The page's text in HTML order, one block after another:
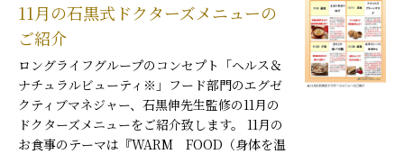
11月の石黒式ドクターズメニューの
ご紹介
ロングライフグループのコンセプト「ヘルス＆
ナチュラルビューティ※」フード部門のエグゼ
クティブマネジャー、石黒伸先生監修の11月の
ドクターズメニューをご紹介致します。 11月の
お食事のテーマは『WARM FOOD（身体を温